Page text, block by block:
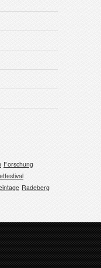
Forschung
Radeberg